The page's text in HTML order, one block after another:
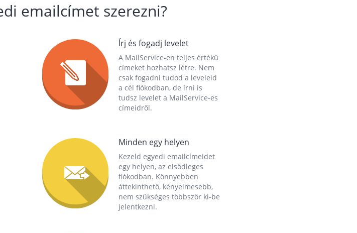
emailcímet szerezni?
Írj és fogadj levelet
A MailService-en teljes értékű
címeket hozhatsz létre. Nem
csak fogadni tudod a leveleid
a cél fiókodban, de írni is
tudsz levelet a MailService-es
címeidről.
Minden egy helyen
Kezeld egyedi emailcímeidet
egy helyen, az elsődleges
fiókodban. Könnyebben
áttekinthető, kényelmesebb,
nem szükséges többször ki-be
jelentkezni.